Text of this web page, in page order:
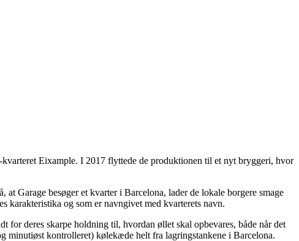
Eixample. I 2017 flyttede de produktionen til et nyt bryggeri, hvor
Garage besøger et kvarter i Barcelona, lader de lokale borgere smage
karakteristika og som er navngivet med kvarterets navn.
deres skarpe holdning til, hvordan øllet skal opbevares, både når det
minutiøst kontrolleret) kølekæde helt fra lagringstankene i Barcelona.